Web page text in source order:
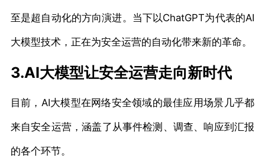
至是超自动化的方向演进。当下以ChatGPT为代表的AI
大模型技术，正在为安全运营的自动化带来新的革命。
3.AI大模型让安全运营走向新时代
目前，AI大模型在网络安全领域的最佳应用场景几乎都
来自安全运营，涵盖了从事件检测、调查、响应到汇报
的各个环节。